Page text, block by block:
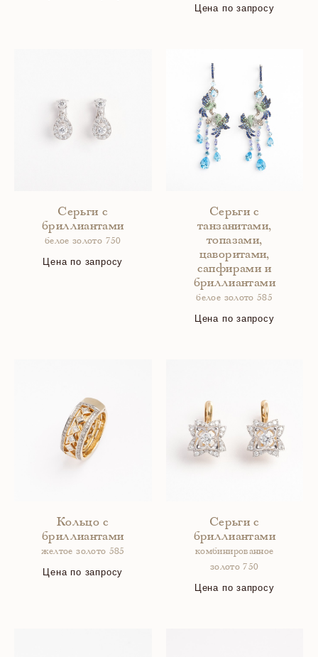
Цена по запросу
Серьги с
бриллиантами
белое золото 750
Цена по запросу
Серьги с
танзанитами,
топазами,
цаворитами,
сапфирами и
бриллиантами
белое золото 585
Цена по запросу
Кольцо с
бриллиантами
желтое золото 585
Цена по запросу
Серьги с
бриллиантами
комбинированное
золото 750
Цена по запросу